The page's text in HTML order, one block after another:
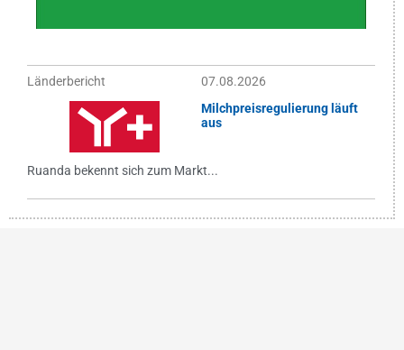
Länderbericht
07.08.2026
Milchpreisregulierung läuft
aus
Ruanda bekennt sich zum Markt...